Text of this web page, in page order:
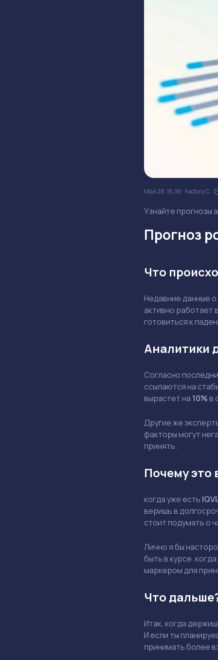
Май 28, 16:36 Factory C.
Узнайте прогнозы
Прогноз
Что
Недавние данные
активно работает
готовиться к
Аналитики
Согласно
ссылаются на
вырастет на 10%в
Другие же
факторы могут
принять.
Почему это
когда уже есть
веришь в
стоит подумать о
Лично я бы
быть в курсе.
маркером для
Что
Итак, когда
И если ты
принимать более